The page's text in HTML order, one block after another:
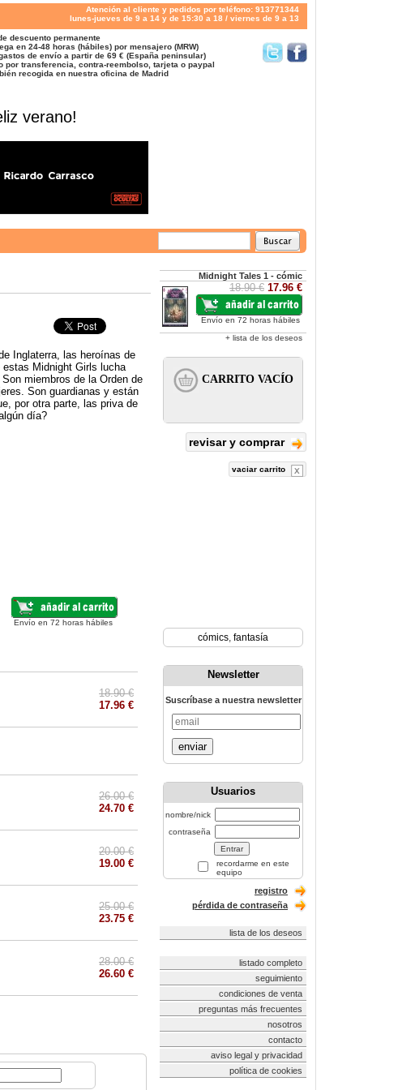
Atención al cliente y pedidos por teléfono: 913771344
lunes-jueves de 9 a 14 y de 15:30 a 18 / viernes de 9 a 13
descuento permanente
en 24-48 horas (hábiles) por mensajero (MRW)
de envío a partir de 69 € (España peninsular)
por transferencia, contra-reembolso, tarjeta o paypal
recogida en nuestra oficina de Madrid
verano!
Inglaterra, las heroínas de
Midnight Girls lucha
miembros de la Orden de
Son guardianas y están
por otra parte, las priva de
día?
Envío en 72 horas hábiles
18.90 €
17.96 €
26.00 €
24.70 €
20.00 €
19.00 €
25.00 €
23.75 €
28.00 €
26.60 €
Midnight Tales 1 - cómic
18.90 € 17.96 €
Envío en 72 horas hábiles
+ lista de los deseos
revisar y comprar
vaciar carrito
cómics, fantasía
Newsletter
Suscríbase a nuestra newsletter
enviar
Usuarios
nombre/nick
contraseña
recordarme en este
equipo
registro
pérdida de contraseña
lista de los deseos
listado completo
seguimiento
condiciones de venta
preguntas más frecuentes
nosotros
contacto
aviso legal y privacidad
política de cookies